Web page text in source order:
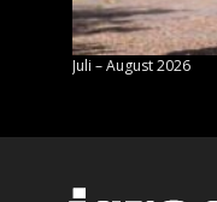
Juli – August 2026